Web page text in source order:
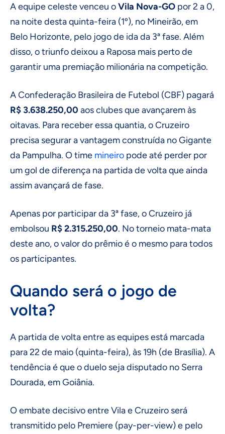
A equipe celeste venceu oVila Nova-GO por 2 a 0,
na noite desta quinta-feira (1º), no Mineirão, em
Belo Horizonte, pelo jogo de ida da 3ª fase. Além
disso, o triunfo deixou a Raposa mais perto de
garantir uma premiação milionária na competição.
A Confederação Brasileira de Futebol (CBF) pagará
R$ 3.638.250,00 aos clubes que avançarem às
oitavas. Para receber essa quantia, o Cruzeiro
precisa segurar a vantagem construída no Gigante
da Pampulha. O time mineiro pode até perder por
um gol de diferença na partida de volta que ainda
assim avançará de fase.
Apenas por participar da 3ª fase, o Cruzeiro já
embolsou R$ 2.315.250,00. No torneio mata-mata
deste ano, o valor do prêmio é o mesmo para todos
os participantes.
Quando será o jogo de
volta?
A partida de volta entre as equipes está marcada
para 22 de maio (quinta-feira), às 19h (de Brasília). A
tendência é que o duelo seja disputado no Serra
Dourada, em Goiânia.
O embate decisivo entre Vila e Cruzeiro será
transmitido pelo Premiere (pay-per-view) e pelo